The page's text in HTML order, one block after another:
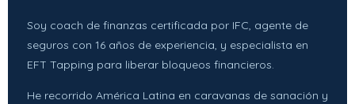
Soy coach de finanzas certificada por IFC, agente de
seguros con 16 años de experiencia, y especialista en
EFT Tapping para liberar bloqueos financieros.
He recorrido América Latina en caravanas de sanación y